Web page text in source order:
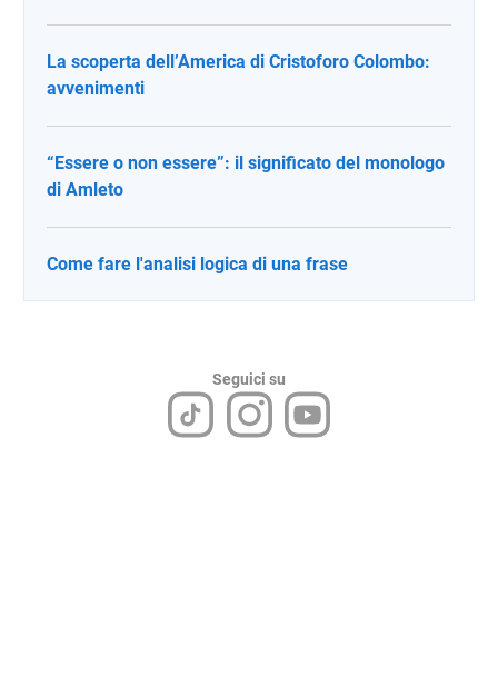
La scoperta dell’America di Cristoforo Colombo:
avvenimenti
“Essere o non essere”: il significato del monologo
di Amleto
Come fare l'analisi logica di una frase
Seguici su